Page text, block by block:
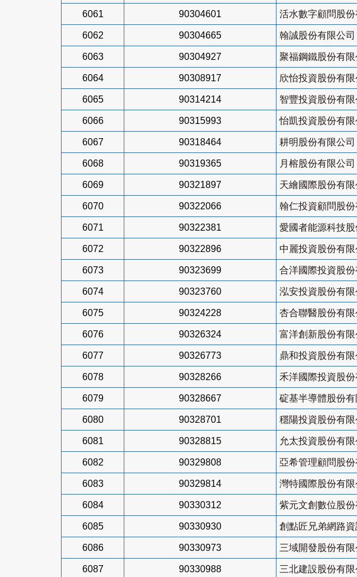
6061 90304601 活水數字顧問股份
6062 90304665 翰誠股份有限公司
6063 90304927 聚福鋼鐵股份有限
6064 90308917 欣怡投資股份有限
6065 90314214 智豐投資股份有限
6066 90315993 怡凱投資股份有限
6067 90318464 耕明股份有限公司
6068 90319365 月榕股份有限公司
6069 90321897 天繪國際股份有限
6070 90322066 翰仁投資顧問股份
6071 90322381 愛國者能源科技股
6072 90322896 中麗投資股份有限
6073 90323699 合洋國際投資股份
6074 90323760 泓安投資股份有限
6075 90324228 杏合聯醫股份有限
6076 90326324 富洋創新股份有限
6077 90326773 鼎和投資股份有限
6078 90328266 禾洋國際投資股份
6079 90328667 碇基半導體股份有
6080 90328701 穩陽投資股份有限
6081 90328815 允太投資股份有限
6082 90329808 亞希管理顧問股份
6083 90329814 灣特國際股份有限
6084 90330312 紫元文創數位股份
6085 90330930 創點匠兄弟網路
6086 90330973 三域開發股份有限
6087 90330988 三北建設股份有限